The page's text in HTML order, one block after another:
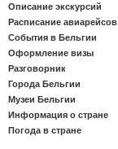
Описание экскурсий
Расписание авиарейсов
События в Бельгии
Оформление визы
Разговорник
Города Бельгии
Музеи Бельгии
Информация о стране
Погода в стране